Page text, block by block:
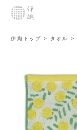
伊織トップ タオル